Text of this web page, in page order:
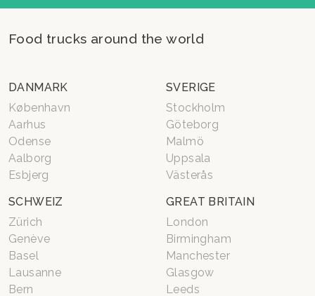
Food trucks around the world
DANMARK
København
Aarhus
Odense
Aalborg
Esbjerg
SVERIGE
Stockholm
Göteborg
Malmö
Uppsala
Västerås
SCHWEIZ
Zürich
Genève
Basel
Lausanne
Bern
GREAT BRITAIN
London
Birmingham
Manchester
Glasgow
Leeds